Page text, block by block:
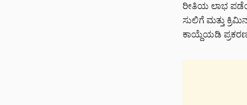
ರೀತಿಯ ಲಾಭ
ಸುಲಿಗೆ ಮತ್ತು
ಕಾಯ್ದೆಯಡಿ